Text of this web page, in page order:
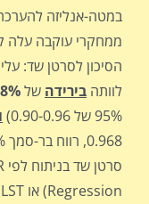
במטה-אנליזה
ממחקרי עוקבה עלה
לוותה בירידה של
95% של 0.90-0.96)